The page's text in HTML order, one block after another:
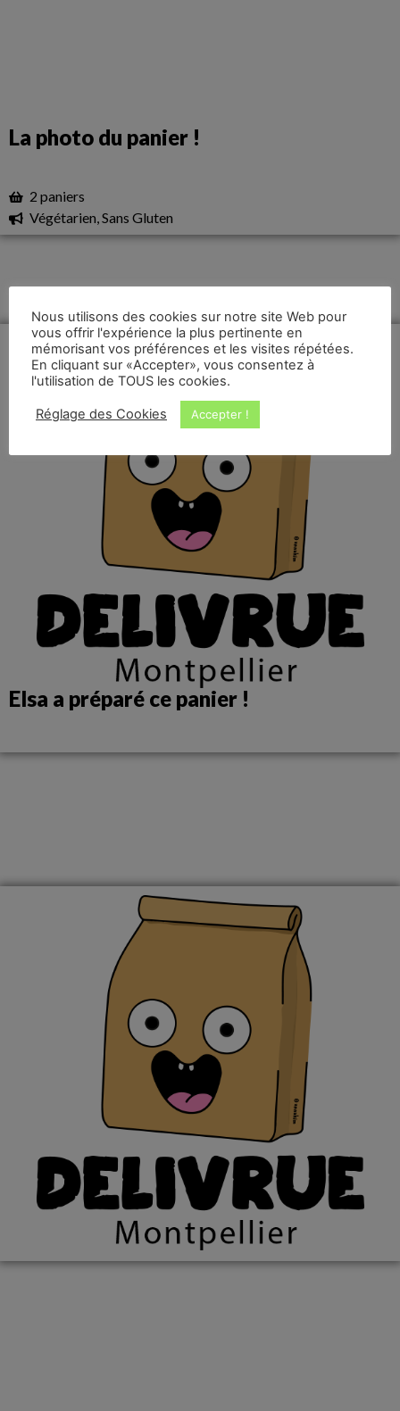
La photo du panier !
2 paniers
Végétarien, Sans Gluten
Elsa a préparé ce panier !
Nous utilisons des cookies sur notre site Web pour
vous offrir l'expérience la plus pertinente en
mémorisant vos préférences et les visites répétées.
En cliquant sur «Accepter», vous consentez à
l'utilisation de TOUS les cookies.
Réglage des Cookies Accepter !